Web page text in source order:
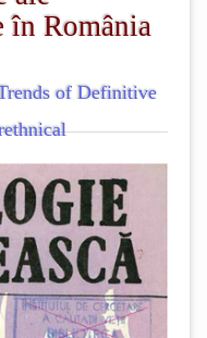
România
of Definitive